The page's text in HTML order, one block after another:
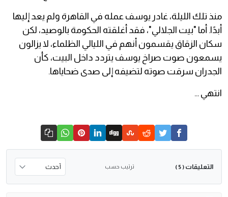
​منذ تلك الليلة، غادر يوسف عمله في القاهرة ولم يعد إليها
أبدًا. أما "بيت الجلالي"، فقد أغلقته الحكومة بالوصيد، لكن
سكان الزقاق يقسمون أنهم في الليالي الظلماء، لا يزالون
يسمعون صوت صراخ يوسف يتردد داخل البيت، كأن
الجدران سرقت صوته لتضيفه إلى صدى ضحاياها.
انتهي …
التعليقات ( 5 ) ترتيب حسب